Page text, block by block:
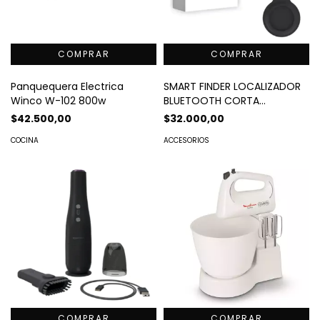
Panquequera Electrica
Winco W-102 800w
$42.500,00
COCINA
SMART FINDER LOCALIZADOR
BLUETOOTH CORTA
DISTANCIA
$32.000,00
ACCESORIOS